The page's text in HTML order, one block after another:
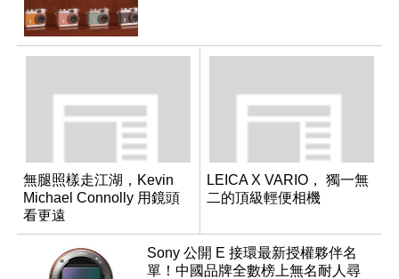
無腿照樣走江湖，Kevin
Michael Connolly 用鏡頭
看更遠
LEICA X VARIO， 獨一無
二的頂級輕便相機
Sony 公開 E 接環最新授權夥伴名
單！中國品牌全數榜上無名耐人尋